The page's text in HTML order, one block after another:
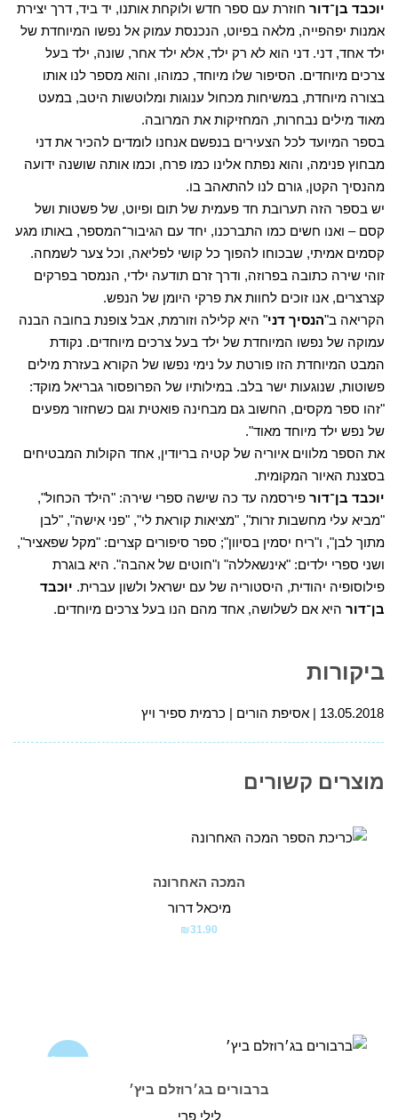
יוכבד בן־דור חוזרת עם ספר חדש ולוקחת אותנו, יד ביד, דרך יצירת
אמנות יפהפייה, מלאה בפיוט, הנכנסת עמוק אל נפשו המיוחדת של
ילד אחד, דני. דני הוא לא רק ילד, אלא ילד אחר, שונה, ילד בעל
צרכים מיוחדים. הסיפור שלו מיוחד, כמוהו, והוא מספר לנו אותו
בצורה מיוחדת, במשיחות מכחול ענוגות ומלוטשות היטב, במעט
מאוד מילים נבחרות, המחזיקות את המרובה.
בספר המיועד לכל הצעירים בנפשם אנחנו לומדים להכיר את דני
מבחוץ פנימה, והוא נפתח אלינו כמו פרח, וכמו אותה שושנה ידועה
מהנסיך הקטן, גורם לנו להתאהב בו.
יש בספר הזה תערובת חד פעמית של תום ופיוט, של פשטות ושל
קסם – ואנו חשים כמו התברכנו, יחד עם הגיבור־המספר, באותו מגע
קסמים אמיתי, שבכוחו להפוך כל קושי לפליאה, וכל צער לשמחה.
זוהי שירה כתובה בפרוזה, ודרך זרם תודעה ילדי, הנמסר בפרקים
קצרצרים, אנו זוכים לחוות את פרקי היומן של הנפש.
הקריאה ב"הנסיך דני" היא קלילה וזורמת, אבל צופנת בחובה הבנה
עמוקה של נפשו המיוחדת של ילד בעל צרכים מיוחדים. נקודת
המבט המיוחדת הזו פורטת על נימי נפשו של הקורא בעזרת מילים
פשוטות, שנוגעות ישר בלב. במילותיו של הפרופסור גבריאל מוקד:
"זהו ספר מקסים, החשוב גם מבחינה פואטית וגם כשחזור מפעים
של נפש ילד מיוחד מאוד".
את הספר מלווים איוריה של קטיה בריודין, אחד הקולות המבטיחים
בסצנת האיור המקומית.
יוכבד בן־דור פירסמה עד כה שישה ספרי שירה: "הילד הכחול",
"מביא עלי מחשבות זרות", "מציאות קוראת לי", "פני אישה", "לבן
מתוך לבן", ו"ריח יסמין בסיוון"; ספר סיפורים קצרים: "מקל שפאציר",
ושני ספרי ילדים: "אינשאללה" ו"חוטים של אהבה". היא בוגרת
פילוסופיה יהודית, היסטוריה של עם ישראל ולשון עברית. יוכבד
בן־דור היא אם לשלושה, אחד מהם הנו בעל צרכים מיוחדים.
ביקורות
13.05.2018 אסיפת הורים | כרמית ספיר ויץ
מוצרים קשורים
המכה האחרונה
מיכאל דרור
₪31.90
מבצע!
ברבורים בג׳רוזלם ביץ׳
לילי פרי